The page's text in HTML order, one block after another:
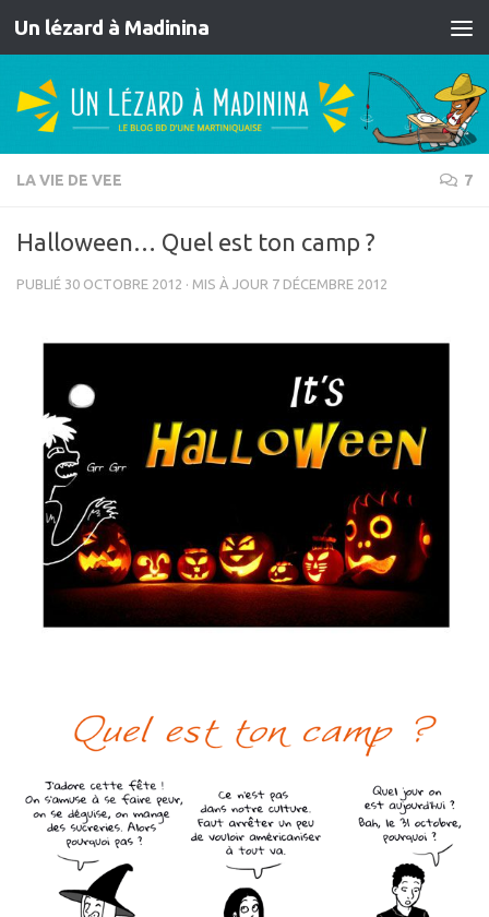
Skip to content
Un lézard à Madinina
LA VIE DE VEE 7
Halloween… Quel est ton camp ?
PUBLIÉ 30 OCTOBRE 2012 · MIS À JOUR 7 DÉCEMBRE 2012